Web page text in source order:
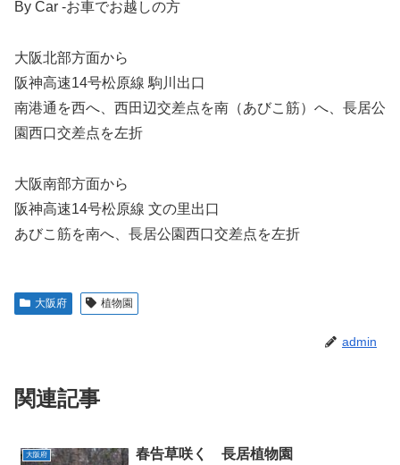
By Car -お車でお越しの方
大阪北部方面から
阪神⾼速14号松原線 駒川出⼝
南港通を⻄へ、⻄⽥辺交差点を南（あびこ筋）へ、⻑居公
園⻄⼝交差点を左折
⼤阪南部⽅⾯から
阪神⾼速14号松原線 ⽂の⾥出⼝
あびこ筋を南へ、⻑居公園⻄⼝交差点を左折
大阪府 植物園
admin
関連記事
大阪府 春告草咲く 長居植物園